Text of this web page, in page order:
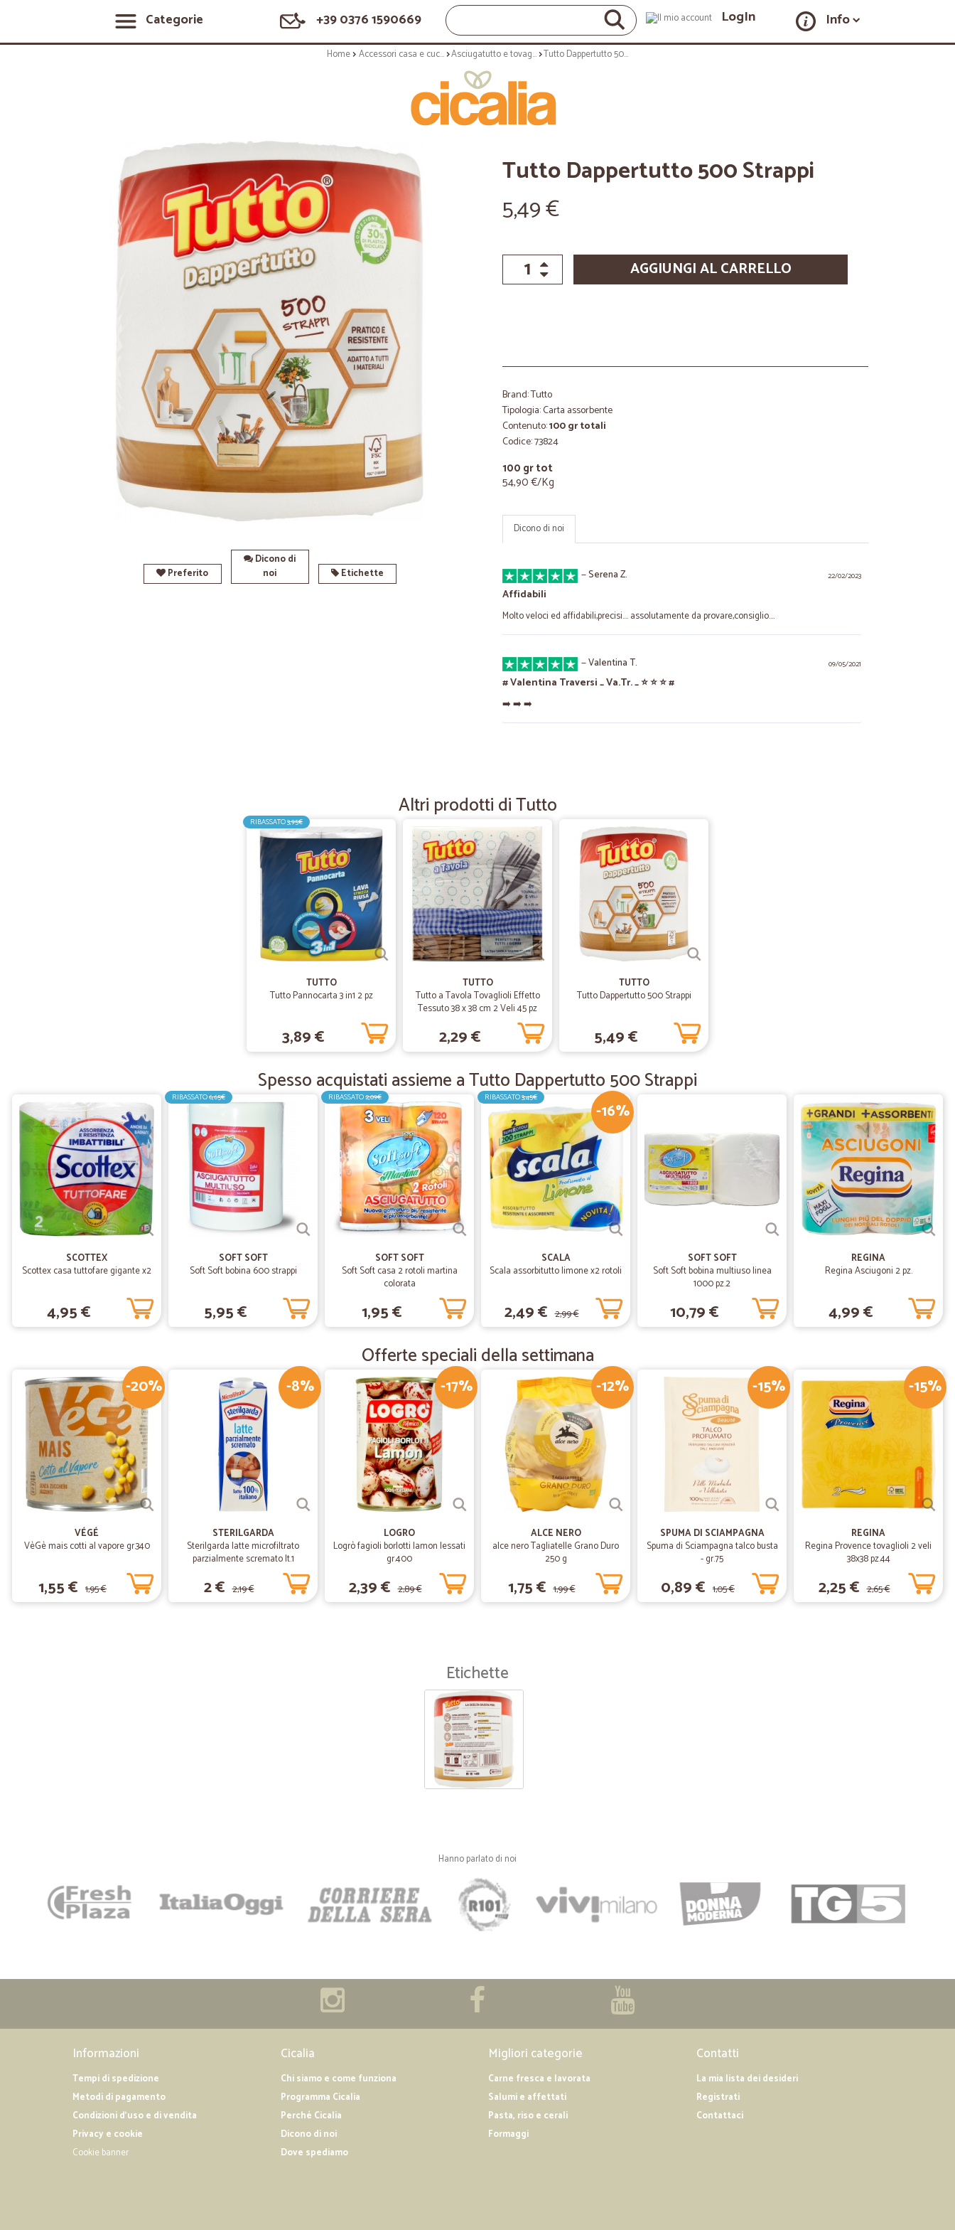
Categorie +39 0376 1590669 LogIn Info
Home Accessori casa e cucina Asciugatutto e tovaglioli Tutto Dappertutto 500 Strappi
Preferito
Dicono di
noi
Etichette
Tutto Dappertutto 500 Strappi
5,49 €
AGGIUNGI AL CARRELLO
Brand: Tutto
Tipologia: Carta assorbente
Contenuto:100 gr totali
Codice: 73824
100 gr tot
54,90 €/Kg
Dicono di noi
22/02/2023
—Serena Z.
Affidabili
Molto veloci ed affidabili,precisi.... assolutamente da provare,consiglio....
09/05/2021
—Valentina T.
# Valentina Traversi _ Va.Tr. _ ⭐ ⭐ ⭐ #
➡️ ➡️ ➡️
—Michael V.
Sono molto contento della mia prima…
Sono molto contento della mia prima esperienza del mio ordine e continuerò a ordinare ..
arriva in 24 ore che è stato fantastico, il regalo è stato bello ... grazie
— Antonino S.
Un sito super efficiente e attento
Un sito super efficiente e attento. Prezzi ottimi, prodotti ben imballati, spedizione celere,
omaggi molto graditi. Primo acquisto sul sito ma non sarà l'ultimo. Consigliatissimo.
Simona F.
Tempestività e qualità. Consigliati !
03/06/2020
— Arturo D.
buona esperienza
buona esperienza
19/05/2020
—Patruzia C.
Servizio ottimo, prodotti di qualità, veloci Unico neo negativo la sovrattassa sull'acqua
05/05/2020
Federica R.
cicalia da consigliare
Spesa arrivata in 24h,imballaggio perfetto,prodotti freschi di ottima qualità.
13/08/2019
—Maria bruna B.
Una garanzia
È stato facilissimo ordinare e acquistare prodotti che non riuscivo a trovare nel luogo di
mare dove sto villeggiando. La consegna ha rispettato i brevi tempi previsti. Sono molto
soddisfatta.
Altri prodotti di Tutto
RIBASSATO3,95€
TUTTO
Tutto Pannocarta 3 in1 2 pz
3,89 €
TUTTO
Tutto a Tavola Tovaglioli Effetto
Tessuto 38 x 38 cm 2 Veli 45 pz
2,29 €
TUTTO
Tutto Dappertutto 500 Strappi
5,49 €
Spesso acquistati assieme a Tutto Dappertutto 500 Strappi
SCOTTEX
Scottex casa tuttofare gigante x2
4,95 €
RIBASSATO6,65€
SOFT SOFT
Soft Soft bobina 600 strappi
5,95 €
RIBASSATO2,09€
SOFT SOFT
Soft Soft casa 2 rotoli martina
colorata
1,95 €
-16%
RIBASSATO3,45€
SCALA
Scala assorbitutto limone x2 rotoli
2,49 € 2,99 €
SOFT SOFT
Soft Soft bobina multiuso linea
1000 pz.2
10,79 €
REGINA
Regina Asciugoni 2 pz.
4,99 €
Offerte speciali della settimana
-20%
VÉGÉ
VèGè mais cotti al vapore gr.340
1,55 € 1,95 €
-8%
STERILGARDA
Sterilgarda latte microfiltrato
parzialmente scremato lt.1
2 € 2,19 €
-17%
LOGRO
Logrò fagioli borlotti lamon lessati
gr.400
2,39 € 2,89 €
-12%
ALCE NERO
alce nero Tagliatelle Grano Duro
250 g
1,75 € 1,99 €
-15%
SPUMA DI SCIAMPAGNA
Spuma di Sciampagna talco busta
- gr.75
0,89 € 1,05 €
-15%
REGINA
Regina Provence tovaglioli 2 veli
38x38 pz.44
2,25 € 2,65 €
Etichette
Hanno parlato di noi
Informazioni
Tempi di spedizione
Metodi di pagamento
Condizioni d'uso e di vendita
Privacy e cookie
Cookie banner
Cicalia
Chi siamo e come funziona
Programma Cicalia
Perché Cicalia
Dicono di noi
Dove spediamo
Migliori categorie
Carne fresca e lavorata
Salumi e affettati
Pasta, riso e cerali
Formaggi
Contatti
La mia lista dei desideri
Registrati
Contattaci